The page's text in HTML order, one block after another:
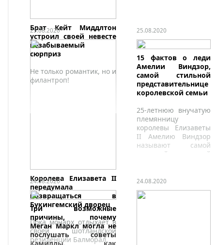
Брат Кейт Миддлтон
устроил своей невесте
незабываемый
сюрприз
Не только романтик, но и
филантроп!
25.08.2020
Королева Елизавета II
передумала
возвращаться в
Букингемский дворец
Пока монарх отдыхает в
своей шотландской
резиденции Балморал.
25.08.2020
15 фактов о леди
Амелии Виндзор,
самой стильной
представительнице
королевской семьи
25-летнюю внучатую
племянницу
королевы Елизаветы
II Амелию Виндзор
называют самой
красивой и стильной
24.08.2020
Три возможные
причины, почему
Меган Маркл могла не
послушать советы
24.08.2020